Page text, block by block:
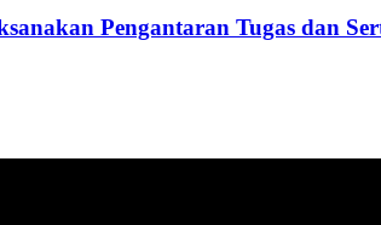
Pengantaran Tugas dan